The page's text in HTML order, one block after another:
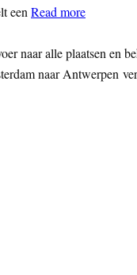
een Read more
naar alle plaatsen en
naar Antwerpen